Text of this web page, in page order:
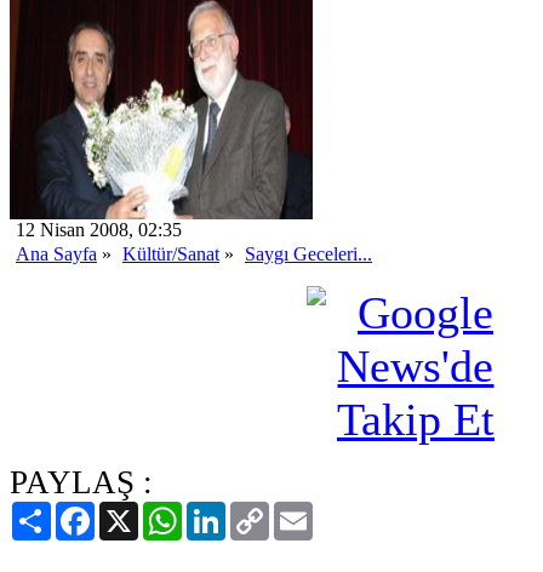
12 Nisan 2008, 02:35
Ana Sayfa » Kültür/Sanat » Saygı Geceleri...
PAYLAŞ :
PaylaşFacebook
X WhatsAppLinkedIn
Copy
Link